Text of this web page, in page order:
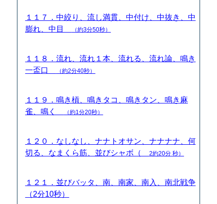
１１７．中絞り、流し満貫、中付け、中抜き、中
膨れ、中目
（約3分50秒）
１１８．流れ、流れ１本、流れる、流れ論、鳴き
一盃口
（約2分40秒）
１１９．鳴き槓、鳴きタコ、鳴きタン、鳴き麻
雀、鳴く
（約1分20秒）
１２０．なしなし、ナナトオサン、ナナナナ、何
切る、なまくら筋、並びシャボ（
2約20分 秒）
１２１．並びバッタ、南、南家、南入、南北戦争
（2分10秒）